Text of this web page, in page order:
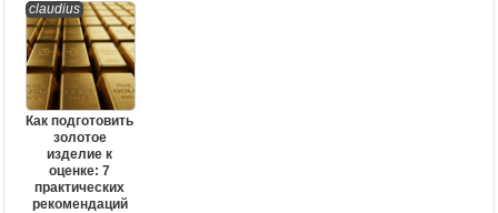
claudius
Как подготовить
золотое
изделие к
оценке: 7
практических
рекомендаций